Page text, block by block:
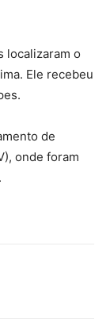
localizaram o
Ele recebeu
de
onde foram